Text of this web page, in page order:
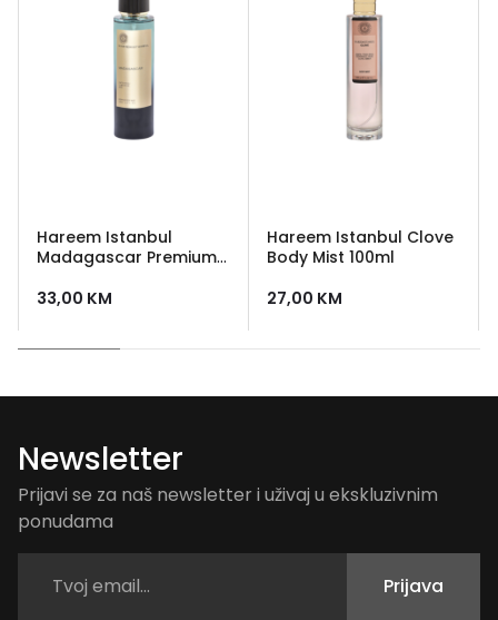
Hareem Istanbul
Madagascar Premium
33,00 KM
Hareem Istanbul Clove
Body Mist 100ml
27,00 KM
Newsletter
Prijavi se za naš newsletter i uživaj u ekskluzivnim
ponudama
Prijava